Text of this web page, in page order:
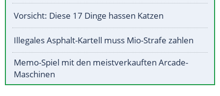
Vorsicht: Diese 17 Dinge hassen Katzen
Illegales Asphalt-Kartell muss Mio-Strafe zahlen
Memo-Spiel mit den meistverkauften Arcade-
Maschinen